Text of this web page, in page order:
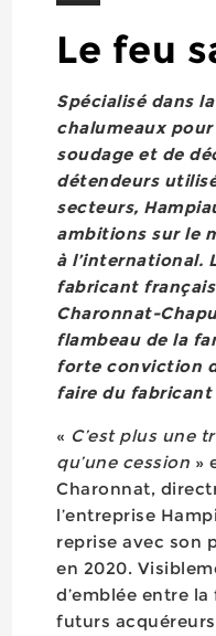
Le feu
Spécialisé dans
chalumeaux
soudage et de
détendeurs
secteurs,
ambitions sur le
à l’international.
fabricant
Charonnat-
flambeau de la
forte conviction
faire du fabricant
« C’est plus une
qu’une cession »
Charonnat,
l’entreprise
reprise avec son
en 2020.
d’emblée entre
futurs